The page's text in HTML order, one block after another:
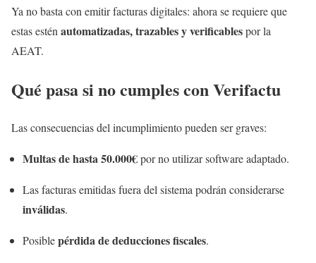
Ya no basta con emitir facturas digitales: ahora se requiere que
estas estén automatizadas, trazables y verificablespor la
AEAT.
Qué pasa si no cumples con Verifactu
Las consecuencias del incumplimiento pueden ser graves:
Multas de hasta 50.000€por no utilizar software adaptado.
Las facturas emitidas fuera del sistema podrán considerarse
inválidas.
Posiblepérdida de deducciones fiscales.